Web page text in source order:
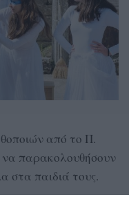
από το Π.
παρακολουθήσουν
στα παιδιά τους.